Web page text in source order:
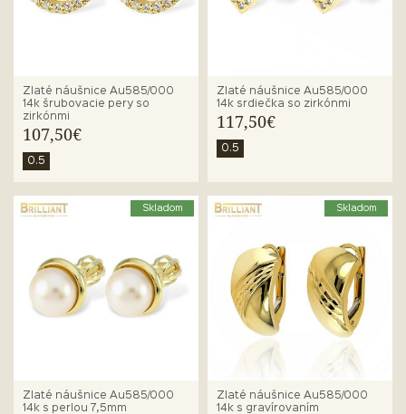
Zlaté náušnice Au585/000
14k šrubovacie pery so
zirkónmi
107,50€
0.5
Zlaté náušnice Au585/000
14k srdiečka so zirkónmi
117,50€
0.5
Skladom
Zlaté náušnice Au585/000
14k s perlou 7,5mm
Skladom
Zlaté náušnice Au585/000
14k s gravírovaním